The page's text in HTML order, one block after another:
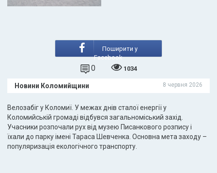
Поширити у
Facebook
0 1034
Новини Коломийщини 8 червня 2026
Велозабіг у Коломиї. У межах днів сталої енергії у
Коломийській громаді відбувся загальноміський захід.
Учасники розпочали рух від музею Писанкового розпису і
їхали до парку імені Тараса Шевченка. Основна мета заходу –
популяризація екологічного транспорту.